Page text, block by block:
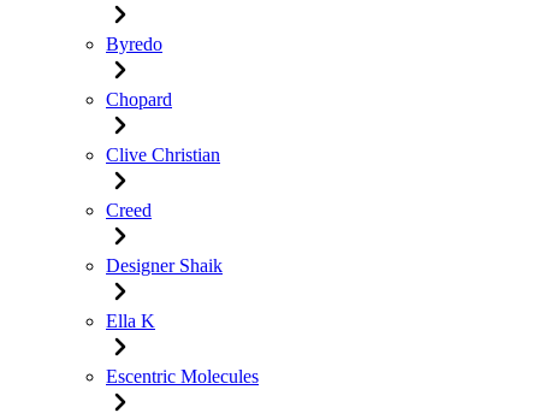
Byredo
Chopard
Clive Christian
Creed
Designer Shaik
Ella K
Escentric Molecules